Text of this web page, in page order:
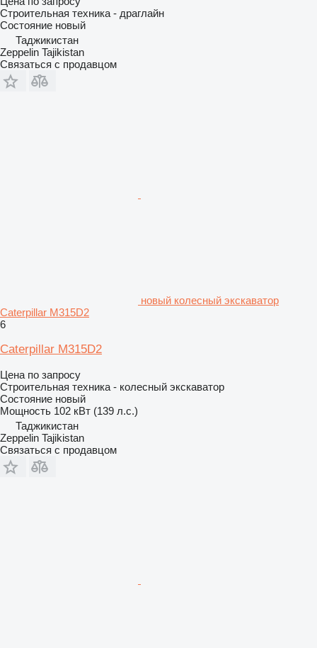
Строительная техника - драглайн
Состояние новый
Таджикистан
Zeppelin Tajikistan
Связаться с продавцом
новый колесный экскаватор
Caterpillar M315D2
6
Caterpillar M315D2
Цена по запросу
Строительная техника - колесный экскаватор
Состояние новый
Мощность 102 кВт (139 л.с.)
Таджикистан
Zeppelin Tajikistan
Связаться с продавцом